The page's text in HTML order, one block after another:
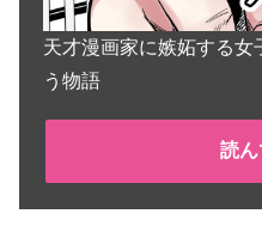
天才漫画家に嫉妬する女
う物語
読ん